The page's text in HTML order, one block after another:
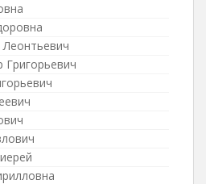
Григорьевич